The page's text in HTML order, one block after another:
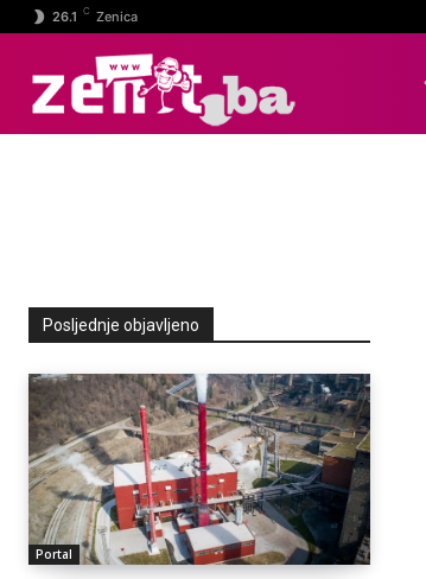
26.1 C Zenica
Posljednje objavljeno
Portal